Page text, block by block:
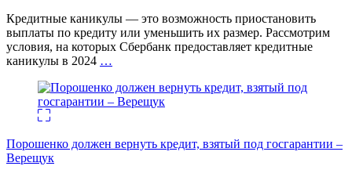
Кредитные каникулы — это возможность приостановить
выплаты по кредиту или уменьшить их размер. Рассмотрим
условия, на которых Сбербанк предоставляет кредитные
каникулы в 2024 …
Порошенко должен вернуть кредит, взятый под госгарантии –
Верещук